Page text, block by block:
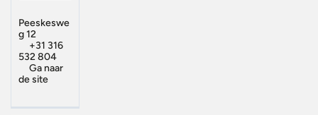
Peeskeswe
g 12
+31 316
532 804
Ga naar
de site